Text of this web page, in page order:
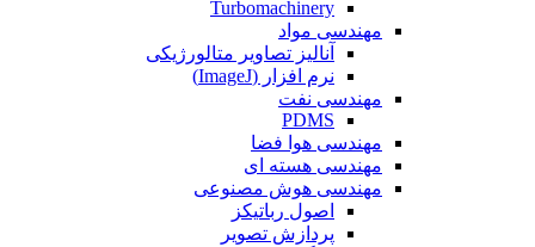
Turbomachinery
مهندسی مواد
آنالیز تصاویر متالورژیکی
نرم افزار (ImageJ)
مهندسی نفت
PDMS
مهندسی هوا فضا
مهندسی هسته ای
مهندسی هوش مصنوعی
اصول رباتیکز
پردازش تصویر